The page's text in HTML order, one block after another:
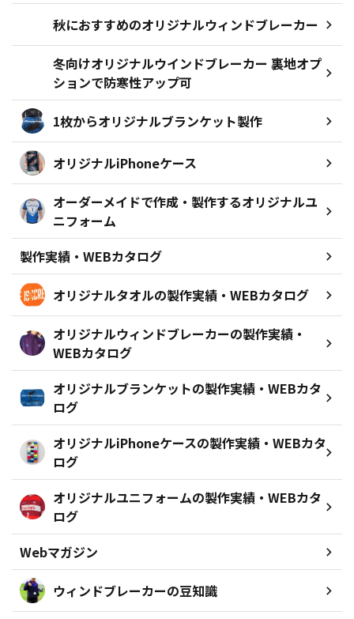
秋におすすめのオリジナルウィンドブレーカー
冬向けオリジナルウインドブレーカー 裏地オプ
ションで防寒性アップ可
1枚からオリジナルブランケット製作
オリジナルiPhoneケース
オーダーメイドで作成・製作するオリジナルユ
ニフォーム
製作実績・WEBカタログ
オリジナルタオルの製作実績・WEBカタログ
オリジナルウィンドブレーカーの製作実績・
WEBカタログ
オリジナルブランケットの製作実績・WEBカタ
ログ
オリジナルiPhoneケースの製作実績・WEBカタ
ログ
オリジナルユニフォームの製作実績・WEBカタ
ログ
Webマガジン
ウィンドブレーカーの豆知識